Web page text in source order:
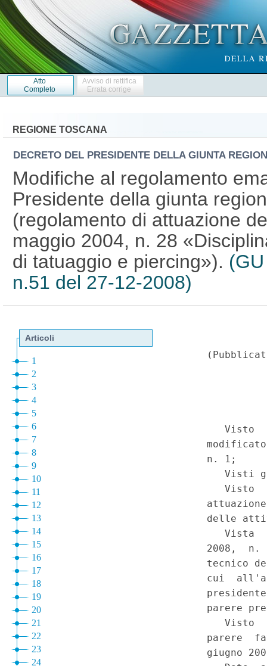
Atto
Completo
Avviso di rettifica
Errata corrige
REGIONE TOSCANA
DECRETO DEL PRESIDENTE DELLA GIUNTA
Modifiche al regolamento
Presidente della giunta
(regolamento di attuazione
maggio 2004, n. 28
di tatuaggio e piercing»).
n.51 del 27-12-2008)